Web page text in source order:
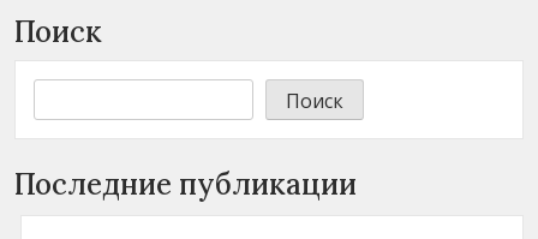
Поиск
Поиск
Последние публикации